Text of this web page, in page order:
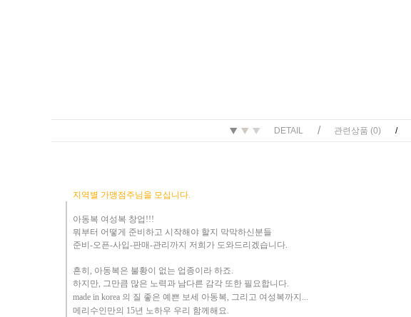
DETAIL / 관련상품 (0) /
지역별 가맹점주님을 모십니다.
아동복 여성복 창업!!!
뭐부터 어떻게 준비하고 시작해야 할지 막막하신분들
준비-오픈-사입-판매-관리까지 저희가 도와드리겠습니다
흔히 아동복은 불황이 없는 업종이라 하죠
하지만 그만큼 많은 노력과 남다른 감각 또한 필요합니다.
made in korea 의 질 좋은 예쁜 보세 아동복 , 그리고 여성복까지...
메리수인만의 15년 노하우 ​우리 함께해요